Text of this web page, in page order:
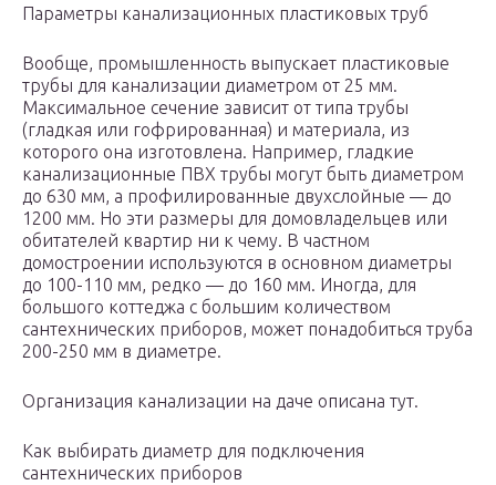
Параметры канализационных пластиковых труб
Вообще, промышленность выпускает пластиковые
трубы для канализации диаметром от 25 мм.
Максимальное сечение зависит от типа трубы
(гладкая или гофрированная) и материала, из
которого она изготовлена. Например, гладкие
канализационные ПВХ трубы могут быть диаметром
до 630 мм, а профилированные двухслойные — до
1200 мм. Но эти размеры для домовладельцев или
обитателей квартир ни к чему. В частном
домостроении используются в основном диаметры
до 100-110 мм, редко — до 160 мм. Иногда, для
большого коттеджа с большим количеством
сантехнических приборов, может понадобиться труба
200-250 мм в диаметре.
Организация канализации на даче описана тут.
Как выбирать диаметр для подключения
сантехнических приборов